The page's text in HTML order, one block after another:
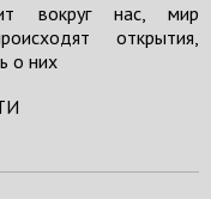
вокруг нас, мир
открытия,
о них